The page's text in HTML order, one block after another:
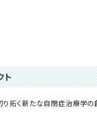
ト
り拓く新たな自閉症治療学の